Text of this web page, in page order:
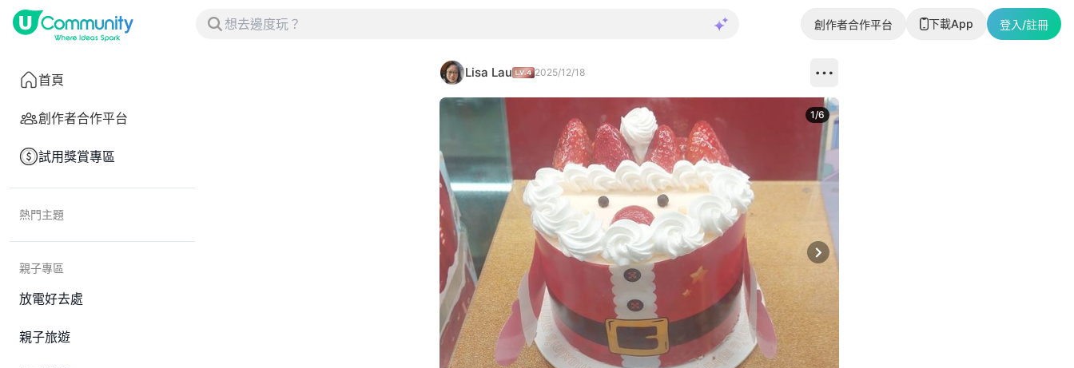
創作者合作平台 下載App 登入/註冊
首頁
創作者合作平台
試用獎賞專區
熱門主題
親子專區
放電好去處
親子旅遊
Lisa Lau 2025/12/18
Next slide
1/6